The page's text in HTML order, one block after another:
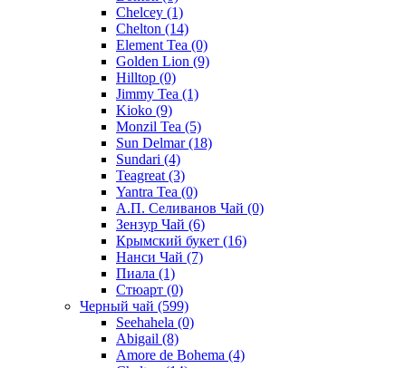
Chelcey (1)
Chelton (14)
Element Tea (0)
Golden Lion (9)
Hilltop (0)
Jimmy Tea (1)
Kioko (9)
Monzil Tea (5)
Sun Delmar(18)
Sundari (4)
Teagreat (3)
Yantra Tea (0)
А.П. Селиванов Чай (0)
Зензур Чай (6)
Крымский букет (16)
Нанси Чай (7)
Пиала (1)
Стюарт (0)
Черный чай (599)
Seehahela (0)
Abigail (8)
Amore de Bohema (4)